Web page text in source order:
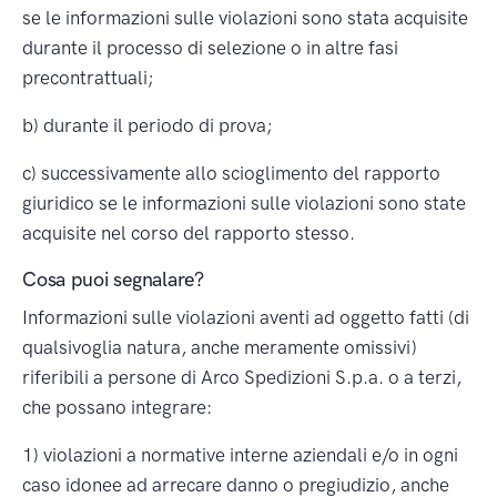
se le informazioni sulle violazioni sono stata acquisite
durante il processo di selezione o in altre fasi
precontrattuali;
b) durante il periodo di prova;
c) successivamente allo scioglimento del rapporto
giuridico se le informazioni sulle violazioni sono state
acquisite nel corso del rapporto stesso.
Cosa puoi segnalare?
Informazioni sulle violazioni aventi ad oggetto fatti (di
qualsivoglia natura, anche meramente omissivi)
riferibili a persone di Arco Spedizioni S.p.a. o a terzi,
che possano integrare:
1) violazioni a normative interne aziendali e/o in ogni
caso idonee ad arrecare danno o pregiudizio, anche